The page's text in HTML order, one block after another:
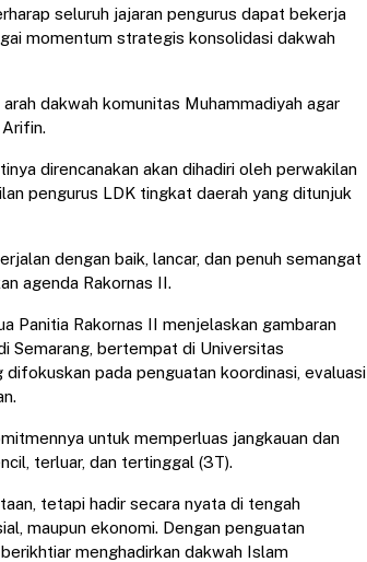
seluruh jajaran pengurus dapat bekerja
momentum strategis konsolidasi dakwah
dakwah komunitas Muhammadiyah agar
direncanakan akan dihadiri oleh perwakilan
pengurus LDK tingkat daerah yang ditunjuk
dengan baik, lancar, dan penuh semangat
agenda Rakornas II.
Panitia Rakornas II menjelaskan gambaran
Semarang, bertempat di Universitas
difokuskan pada penguatan koordinasi, evaluasi
untuk memperluas jangkauan dan
terluar, dan tertinggal (3T).
tetapi hadir secara nyata di tengah
maupun ekonomi. Dengan penguatan
menghadirkan dakwah Islam